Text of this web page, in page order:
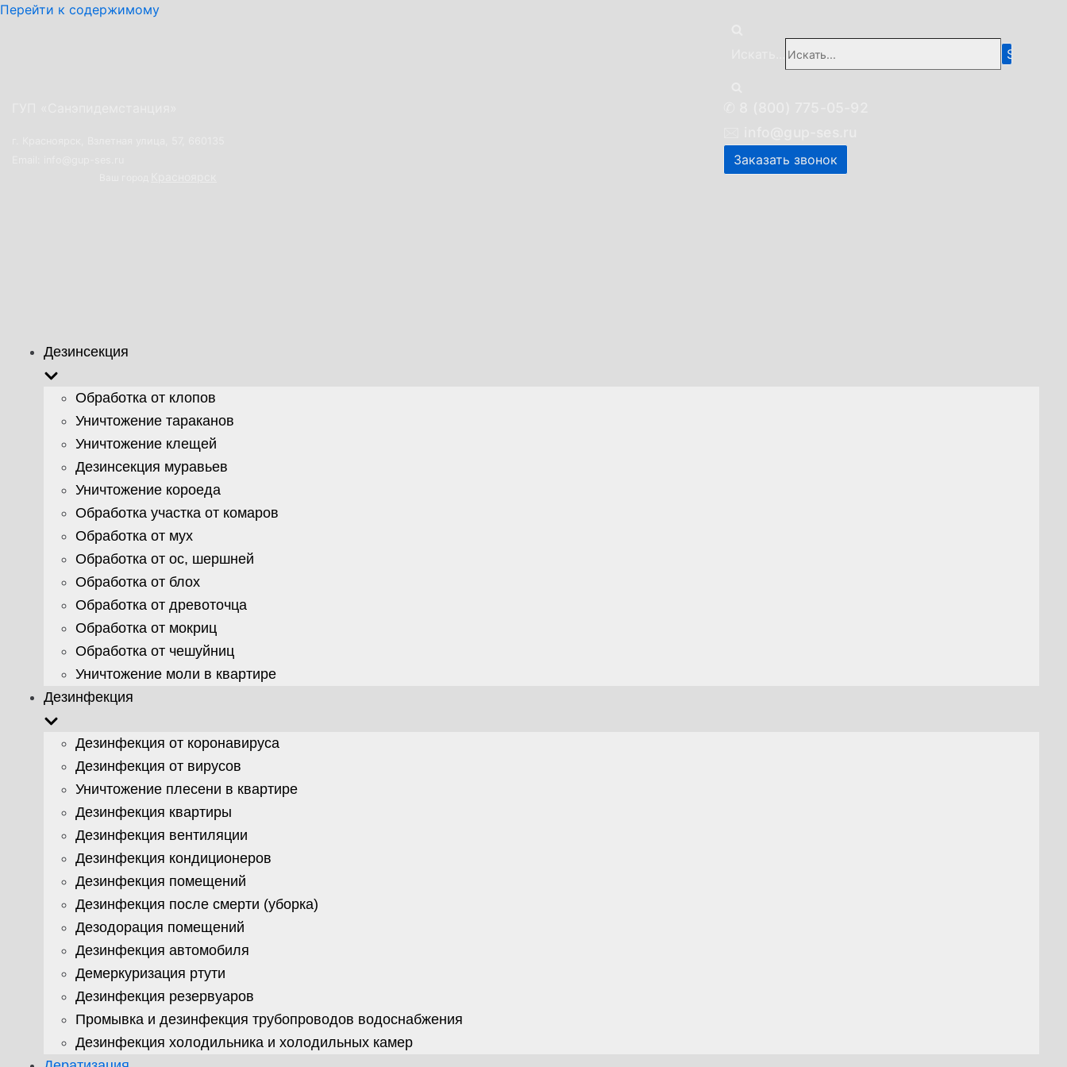
Перейти к содержимому
Заказать звонок
Дезинсекция
Обработка от клопов
Уничтожение тараканов
Уничтожение клещей
Дезинсекция муравьев
Уничтожение короеда
Обработка участка от комаров
Обработка от мух
Обработка от ос, шершней
Обработка от блох
Обработка от древоточца
Обработка от мокриц
Обработка от чешуйниц
Уничтожение моли в квартире
Дезинфекция
Дезинфекция от коронавируса
Дезинфекция от вирусов
Уничтожение плесени в квартире
Дезинфекция квартиры
Дезинфекция вентиляции
Дезинфекция кондиционеров
Дезинфекция помещений
Дезинфекция после смерти (уборка)
Дезодорация помещений
Дезинфекция автомобиля
Демеркуризация ртути
Дезинфекция резервуаров
Промывка и дезинфекция трубопроводов водоснабжения
Дезинфекция холодильника и холодильных камер